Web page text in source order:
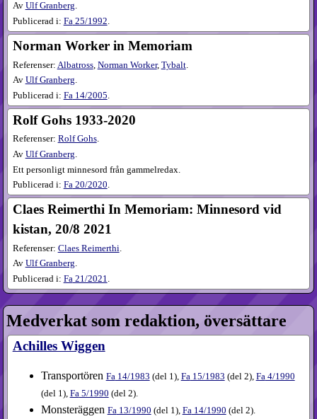
Av Ulf Granberg.
Publicerad i: Fa25​/1992.
Norman Worker in Memoriam
Referenser: Albatross, Norman Worker, Tybalt.
Av Ulf Granberg.
Publicerad i: Fa 14​/2005
Rolf Gohs 1933-2020
Referenser: Rolf Gohs.
Av Ulf Granberg.
Ett personligt minnesord från gammelredax.
Publicerad i: Fa20​/2020.
Claes Reimerthi In Memoriam: Minnesord vid
kistan, 20/8 2021
Referenser: Claes Reimerthi
Av Ulf Granberg.
Publicerad i: Fa 21​/2021
Medverkat som redaktion, översättare
Achilles Wiggen
Transportören Fa14​/1983 (del 1), Fa15​/1983 (del 2), Fa4​/1990
(del 1), Fa5​/1990 (del 2).
Monsteräggen Fa13​/1990 (del 1), Fa14​/1990 (del 2).